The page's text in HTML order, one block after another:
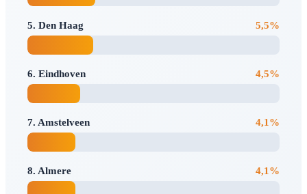
5. Den Haag 5,5%
6. Eindhoven 4,5%
7. Amstelveen 4,1%
8. Almere 4,1%